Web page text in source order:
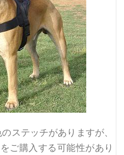
ステッチがありますが、
をご購入する可能性があり